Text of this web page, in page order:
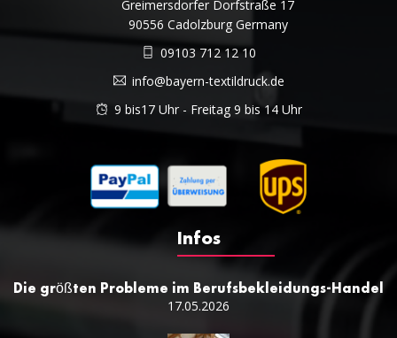
Greimersdorfer Dorfstraße 17
90556 Cadolzburg Germany
09103 712 12 10
info@bayern-textildruck.de
9 bis17 Uhr - Freitag 9 bis 14 Uhr
Infos
Die größten Probleme im Berufsbekleidungs-Handel
17.05.2026